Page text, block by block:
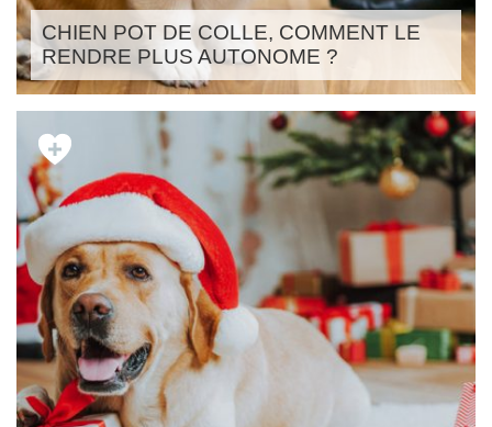
CHIEN POT DE COLLE, COMMENT LE
RENDRE PLUS AUTONOME ?